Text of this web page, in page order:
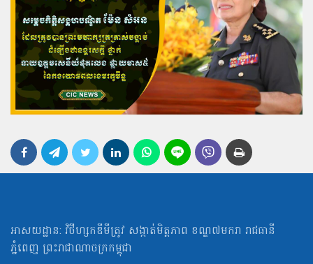
អាសយដ្ឋាន: វិថីហ្សកឌីមីត្រូវ សង្កាត់មិត្ដភាព ខណ្ឌ៧មករា រាជធានី
ភ្នំពេញ ព្រះរាជាណាចក្រកម្ពុជា